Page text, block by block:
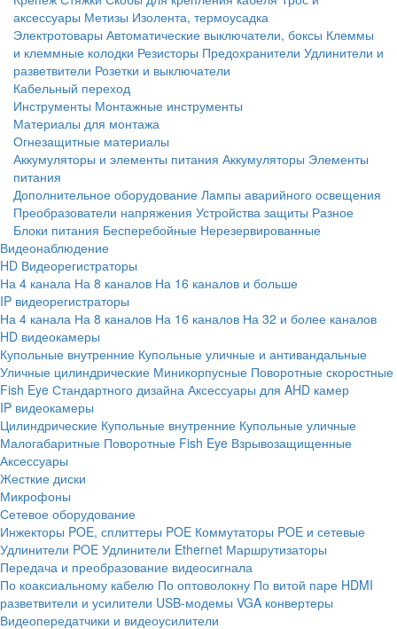
аксессуары Метизы Изолента, термоусадка
Электротовары Автоматические выключатели, боксы Клеммы
и клеммные колодки Резисторы Предохранители Удлинители и
разветвители Розетки и выключатели
Кабельный переход
Инструменты Монтажные инструменты
Материалы для монтажа
Огнезащитные материалы
Аккумуляторы и элементы питания Аккумуляторы Элементы
питания
Дополнительное оборудование Лампы аварийного освещения
Преобразователи напряжения Устройства защиты Разное
Блоки питания Бесперебойные Нерезервированные
Видеонаблюдение
HD Видеорегистраторы
На 4 канала На 8 каналов На 16 каналов и больше
IP видеорегистраторы
На 4 канала На 8 каналов На 16 каналов На 32 и более каналов
HD видеокамеры
Купольные внутренние Купольные уличные и антивандальные
Уличные цилиндрические Миникорпусные Поворотные скоростные
Fish Eye Стандартного дизайна Аксессуары для AHD камер
IP видеокамеры
Цилиндрические Купольные внутренние Купольные уличные
Малогабаритные Поворотные Fish Eye Взрывозащищенные
Аксессуары
Жесткие диски
Микрофоны
Сетевое оборудование
Инжекторы POE, сплиттеры POE Коммутаторы POE и сетевые
Удлинители POE Удлинители Ethernet Маршрутизаторы
Передача и преобразование видеосигнала
По коаксиальному кабелю По оптоволокну По витой паре HDMI
разветвители и усилители USB-модемы VGA конвертеры
Видеопередатчики и видеоусилители